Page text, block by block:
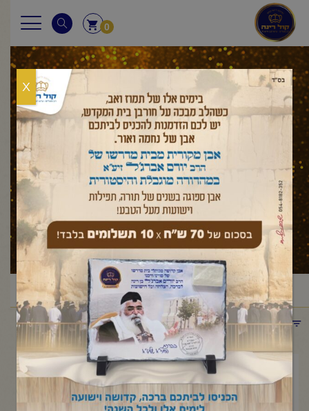
0
עלון לשבת
ראשי / עלון לשבת/ויקרא/אמור /פרשת אמור
תפריט קטגוריות
פרשת אמור
מאי 16, 2025
X